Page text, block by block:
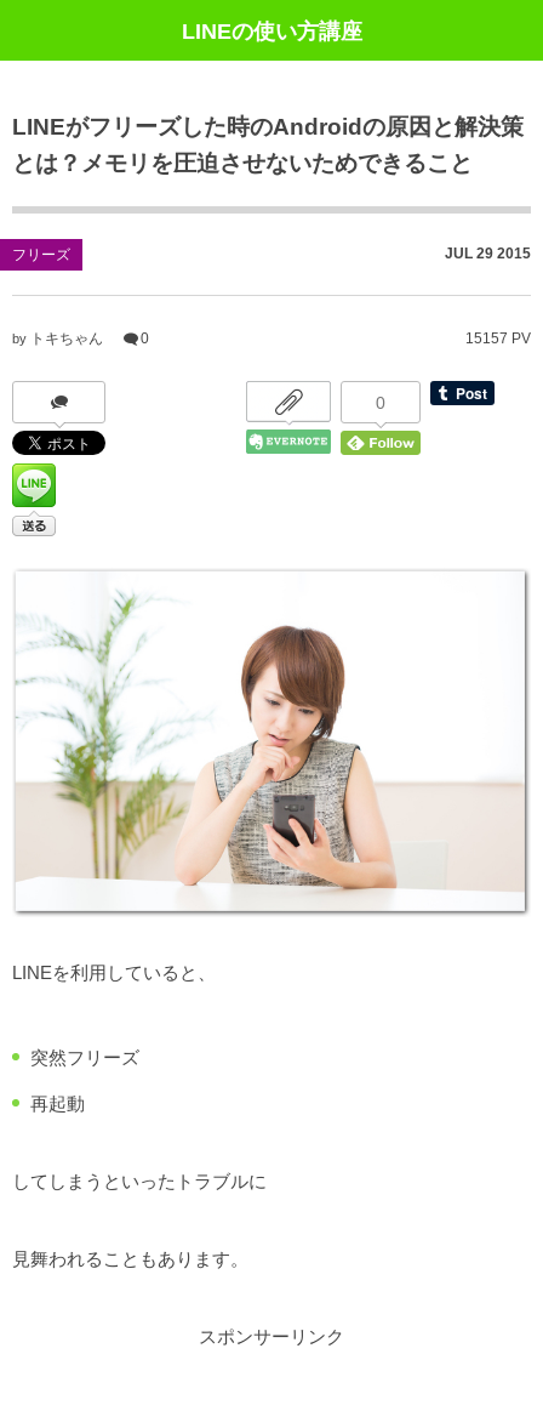
LINEの使い方講座
LINEがフリーズした時のAndroidの原因と解決策
とは？メモリを圧迫させないためできること
フリーズ JUL 29 2015
by トキちゃん 0 15157 PV
0
LINEを利用していると、
突然フリーズ
再起動
してしまうといったトラブルに
見舞われることもあります。
スポンサーリンク